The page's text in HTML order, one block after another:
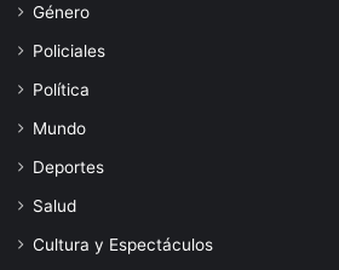
Género
Policiales
Política
Mundo
Deportes
Salud
Cultura y Espectáculos